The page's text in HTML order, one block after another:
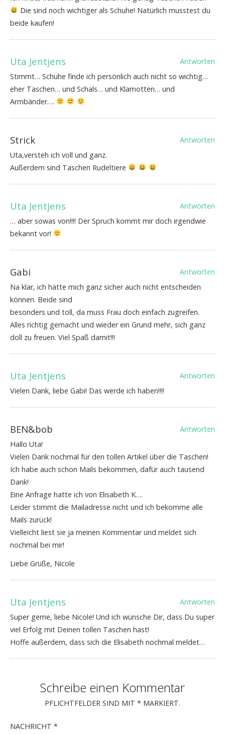
Die sind noch wichtiger als Schuhe! Natürlich musstest du
beide kaufen!
Uta Jentjens
Antworten
Stimmt… Schuhe finde ich persönlich auch nicht so wichtig…
eher Taschen… und Schals… und Klamotten… und
Armbänder….
Strick
Antworten
Uta,versteh ich voll und ganz.
Außerdem sind Taschen Rudeltiere
Uta Jentjens
Antworten
… aber sowas von!!!! Der Spruch kommt mir doch irgendwie
bekannt vor!
Gabi
Antworten
Na klar, ich hätte mich ganz sicher auch nicht entscheiden
können. Beide sind
besonders und toll, da muss Frau doch einfach zugreifen.
Alles richtig gemacht und wieder ein Grund mehr, sich ganz
doll zu freuen. Viel Spaß damit!!!
Uta Jentjens
Antworten
Vielen Dank, liebe Gabi! Das werde ich haben!!!!
BEN&bob
Antworten
Hallo Uta!
Vielen Dank nochmal für den tollen Artikel über die Taschen!
Ich habe auch schon Mails bekommen, dafür auch tausend
Dank!
Eine Anfrage hatte ich von Elisabeth K….
Leider stimmt die Mailadresse nicht und ich bekomme alle
Mails zurück!
Vielleicht liest sie ja meinen Kommentar und meldet sich
nochmal bei mir!
Liebe Grüße, Nicole
Uta Jentjens
Antworten
Super gerne, liebe Nicole! Und ich wünsche Dir, dass Du super
viel Erfolg mit Deinen tollen Taschen hast!
Hoffe außerdem, dass sich die Elisabeth nochmal meldet…
Schreibe einen Kommentar
PFLICHTFELDER SIND MIT * MARKIERT.
NACHRICHT *